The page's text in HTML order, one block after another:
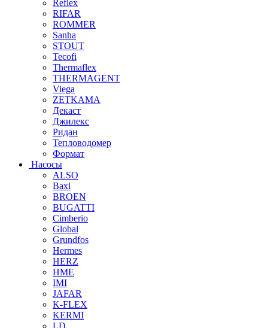
Reflex
RIFAR
ROMMER
Sanha
STOUT
Tecofi
Thermaflex
THERMAGENT
Viega
ZETKAMA
Декаст
Джилекс
Ридан
Тепловодомер
Формат
Насосы
ALSO
Baxi
BROEN
BUGATTI
Cimberio
Global
Grundfos
Hermes
HERZ
HME
IMI
JAFAR
K-FLEX
KERMI
LD